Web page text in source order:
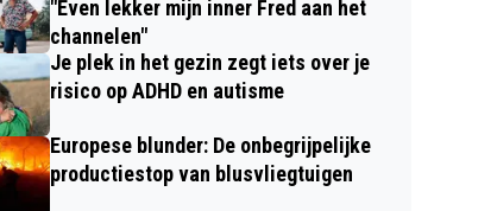
"Even lekker mijn inner Fred aan het
channelen"
Je plek in het gezin zegt iets over je
risico op ADHD en autisme
Europese blunder: De onbegrijpelijke
productiestop van blusvliegtuigen